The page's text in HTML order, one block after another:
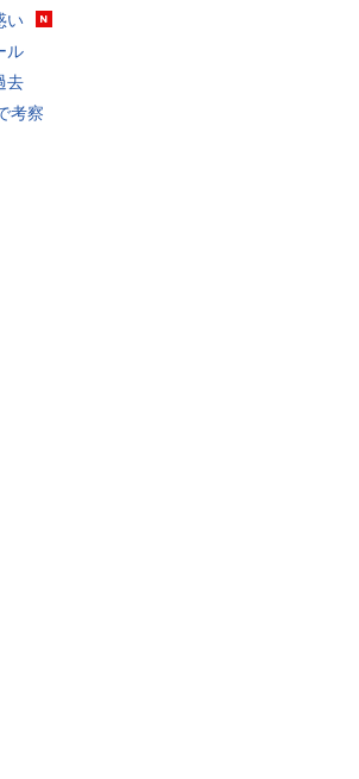
い
ル
去
考察